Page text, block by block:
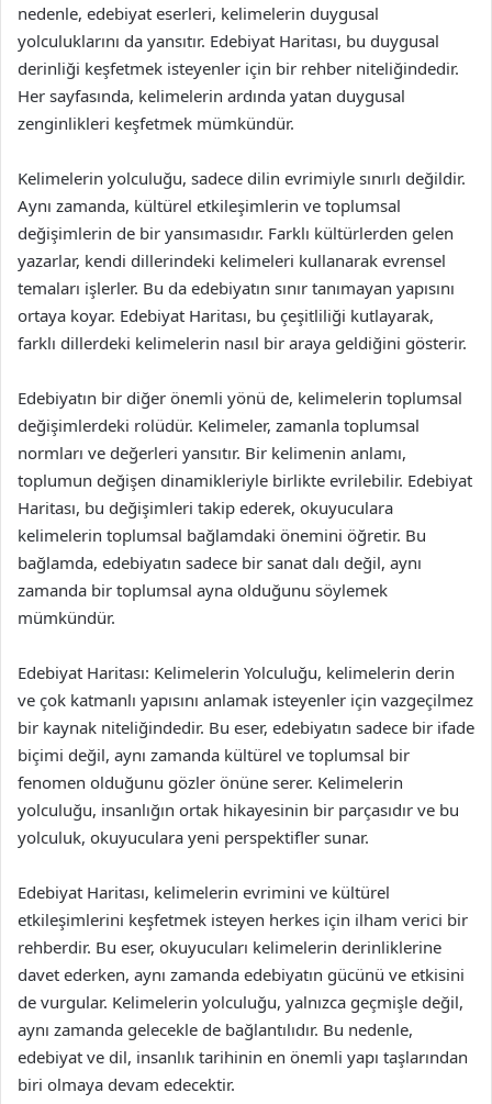
nedenle, edebiyat eserleri, kelimelerin duygusal
yolculuklarını da yansıtır. Edebiyat Haritası, bu duygusal
derinliği keşfetmek isteyenler için bir rehber niteliğindedir.
Her sayfasında, kelimelerin ardında yatan duygusal
zenginlikleri keşfetmek mümkündür.
Kelimelerin yolculuğu, sadece dilin evrimiyle sınırlı değildir.
Aynı zamanda, kültürel etkileşimlerin ve toplumsal
değişimlerin de bir yansımasıdır. Farklı kültürlerden gelen
yazarlar, kendi dillerindeki kelimeleri kullanarak evrensel
temaları işlerler. Bu da edebiyatın sınır tanımayan yapısını
ortaya koyar. Edebiyat Haritası, bu çeşitliliği kutlayarak,
farklı dillerdeki kelimelerin nasıl bir araya geldiğini gösterir.
Edebiyatın bir diğer önemli yönü de, kelimelerin toplumsal
değişimlerdeki rolüdür. Kelimeler, zamanla toplumsal
normları ve değerleri yansıtır. Bir kelimenin anlamı,
toplumun değişen dinamikleriyle birlikte evrilebilir. Edebiyat
Haritası, bu değişimleri takip ederek, okuyuculara
kelimelerin toplumsal bağlamdaki önemini öğretir. Bu
bağlamda, edebiyatın sadece bir sanat dalı değil, aynı
zamanda bir toplumsal ayna olduğunu söylemek
mümkündür.
Edebiyat Haritası: Kelimelerin Yolculuğu, kelimelerin derin
ve çok katmanlı yapısını anlamak isteyenler için vazgeçilmez
bir kaynak niteliğindedir. Bu eser, edebiyatın sadece bir ifade
biçimi değil, aynı zamanda kültürel ve toplumsal bir
fenomen olduğunu gözler önüne serer. Kelimelerin
yolculuğu, insanlığın ortak hikayesinin bir parçasıdır ve bu
yolculuk, okuyuculara yeni perspektifler sunar.
Edebiyat Haritası, kelimelerin evrimini ve kültürel
etkileşimlerini keşfetmek isteyen herkes için ilham verici bir
rehberdir. Bu eser, okuyucuları kelimelerin derinliklerine
davet ederken, aynı zamanda edebiyatın gücünü ve etkisini
de vurgular. Kelimelerin yolculuğu, yalnızca geçmişle değil,
aynı zamanda gelecekle de bağlantılıdır. Bu nedenle,
edebiyat ve dil, insanlık tarihinin en önemli yapı taşlarından
biri olmaya devam edecektir.